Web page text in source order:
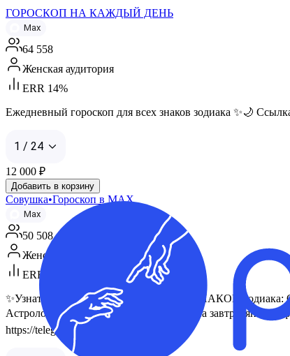
ГОРОСКОП НА КАЖДЫЙ ДЕНЬ
Max
64 558
Женская аудитория
ERR 14%
Ежедневный гороскоп для всех знаков зодиака ✨🌙
1 / 24
12 000 ₽
Добавить в корзину
Совушка•Гороскоп в МАХ
Max
50 508
Женская аудитория
ERR 18%
✨Узнать что ждёт Гороскоп для ВСЕХ ЗНАКОВ Зодиака:
Астрологические предсказания судьбы на завтра,
https://telega.in/nm/club221146550